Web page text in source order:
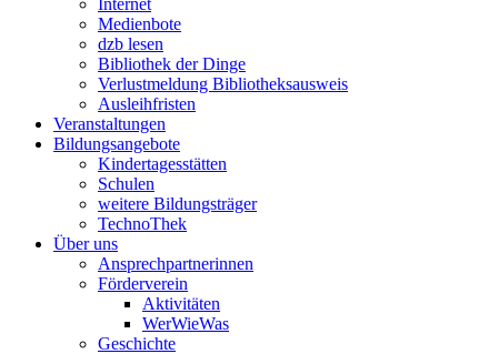
Internet
Medienbote
dzb lesen
Bibliothek der Dinge
Verlustmeldung Bibliotheksausweis
Ausleihfristen
Veranstaltungen
Bildungsangebote
Kindertagesstätten
Schulen
weitere Bildungsträger
TechnoThek
Über uns
Ansprechpartnerinnen
Förderverein
Aktivitäten
WerWieWas
Geschichte